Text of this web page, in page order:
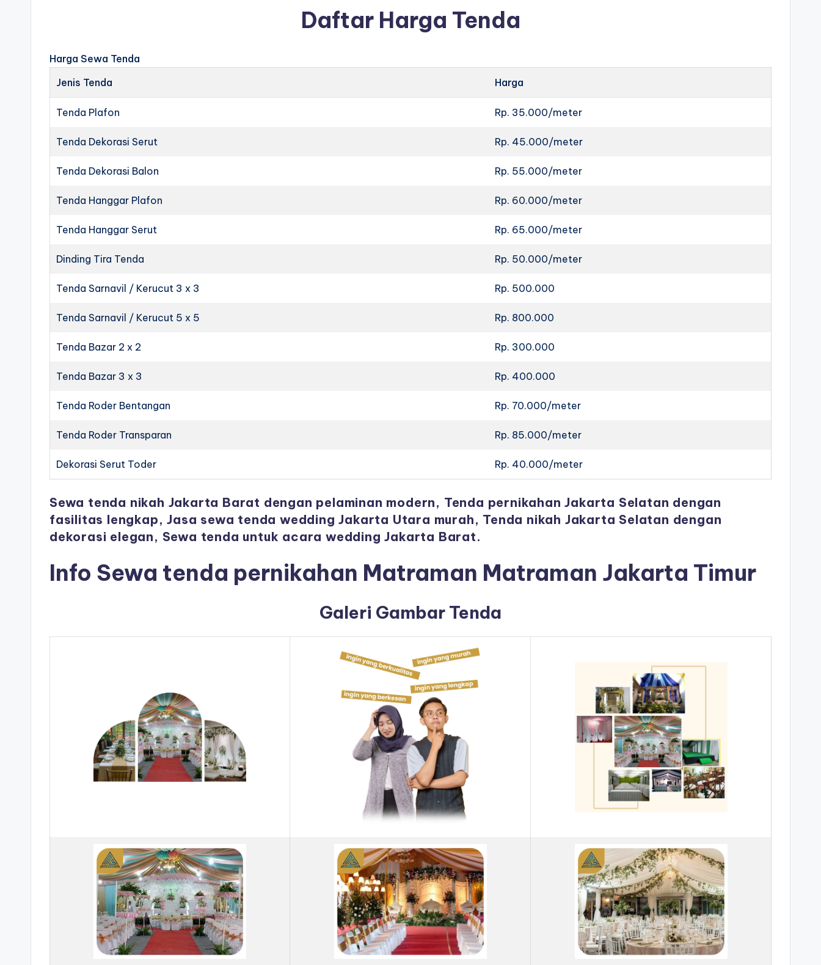
Daftar Harga Tenda
Harga Sewa Tenda
Jenis Tenda
Harga
Tenda Plafon Rp. 35.000/meter
Tenda Dekorasi Serut Rp. 45.000/meter
Tenda Dekorasi Balon Rp. 55.000/meter
Tenda Hanggar Plafon Rp. 60.000/meter
Tenda Hanggar Serut Rp. 65.000/meter
Dinding Tira Tenda Rp. 50.000/meter
Tenda Sarnavil / Kerucut 3 x 3 Rp. 500.000
Tenda Sarnavil / Kerucut 5 x 5 Rp. 800.000
Tenda Bazar 2 x 2 Rp. 300.000
Tenda Bazar 3 x 3 Rp. 400.000
Tenda Roder Bentangan Rp. 70.000/meter
Tenda Roder Transparan Rp. 85.000/meter
Dekorasi Serut Toder Rp. 40.000/meter
Sewa tenda nikah Jakarta Barat dengan pelaminan modern, Tenda pernikahan Jakarta Selatan dengan
fasilitas lengkap, Jasa sewa tenda wedding Jakarta Utara murah, Tenda nikah Jakarta Selatan dengan
dekorasi elegan, Sewa tenda untuk acara wedding Jakarta Barat.
Info Sewa tenda pernikahan Matraman Matraman Jakarta Timur
Galeri Gambar Tenda